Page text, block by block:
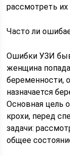
рассмотреть их
Часто ли
Ошибки УЗИ
женщина
беременности,
назначается
Основная цель
крохи, перед
задачи:
общее